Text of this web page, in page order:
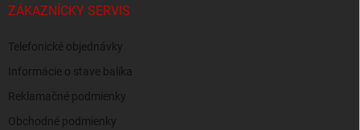
ZÁKAZNÍCKY SERVIS
Telefonické objednávky
Informácie o stave balíka
Reklamačné podmienky
Obchodné podmienky